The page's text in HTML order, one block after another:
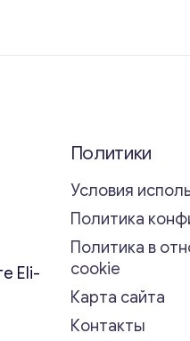
Eli-
Политики
Условия
Политика
Политика в
cookie
Карта сайта
Контакты